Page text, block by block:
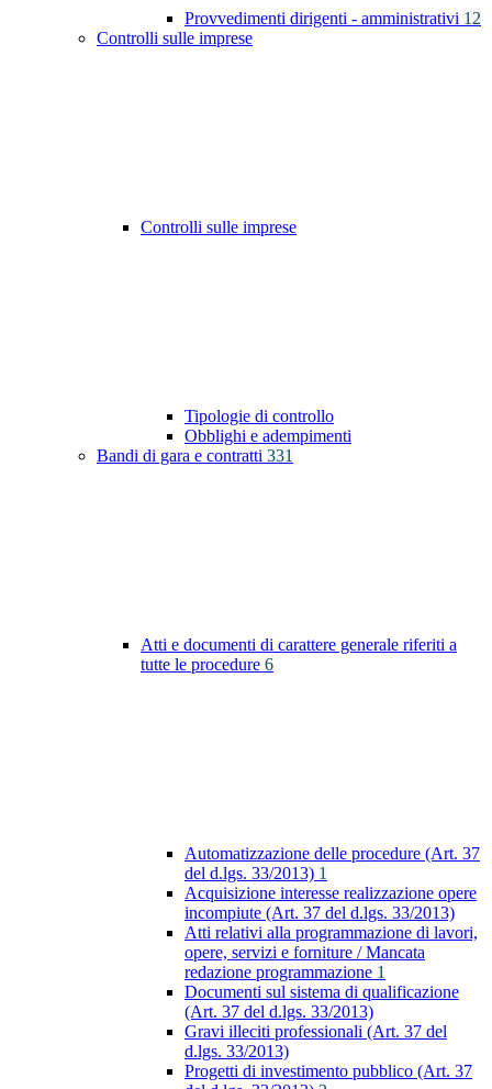
Provvedimenti dirigenti - amministrativi 12
Controlli sulle imprese
Controlli sulle imprese
Tipologie di controllo
Obblighi e adempimenti
Bandi di gara e contratti 331
Atti e documenti di carattere generale riferiti a
tutte le procedure 6
Automatizzazione delle procedure (Art. 37
del d.lgs. 33/2013) 1
Acquisizione interesse realizzazione opere
incompiute (Art. 37 del d.lgs. 33/2013)
Atti relativi alla programmazione di lavori,
opere, servizi e forniture / Mancata
redazione programmazione 1
Documenti sul sistema di qualificazione
(Art. 37 del d.lgs. 33/2013)
Gravi illeciti professionali (Art. 37 del
d.lgs. 33/2013)
Progetti di investimento pubblico (Art. 37